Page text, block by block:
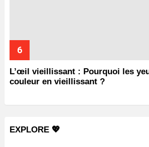
L’œil vieillissant : Pourquoi les
couleur en vieillissant ?
EXPLORE 💖